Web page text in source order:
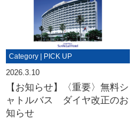
Category | PICK UP
2026.3.10
【お知らせ】〈重要〉無料シ
ャトルバス ダイヤ改正のお
知らせ